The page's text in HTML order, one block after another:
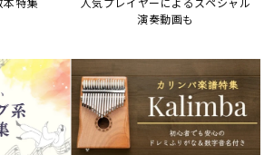
JAZZの楽譜特集
すべて見る